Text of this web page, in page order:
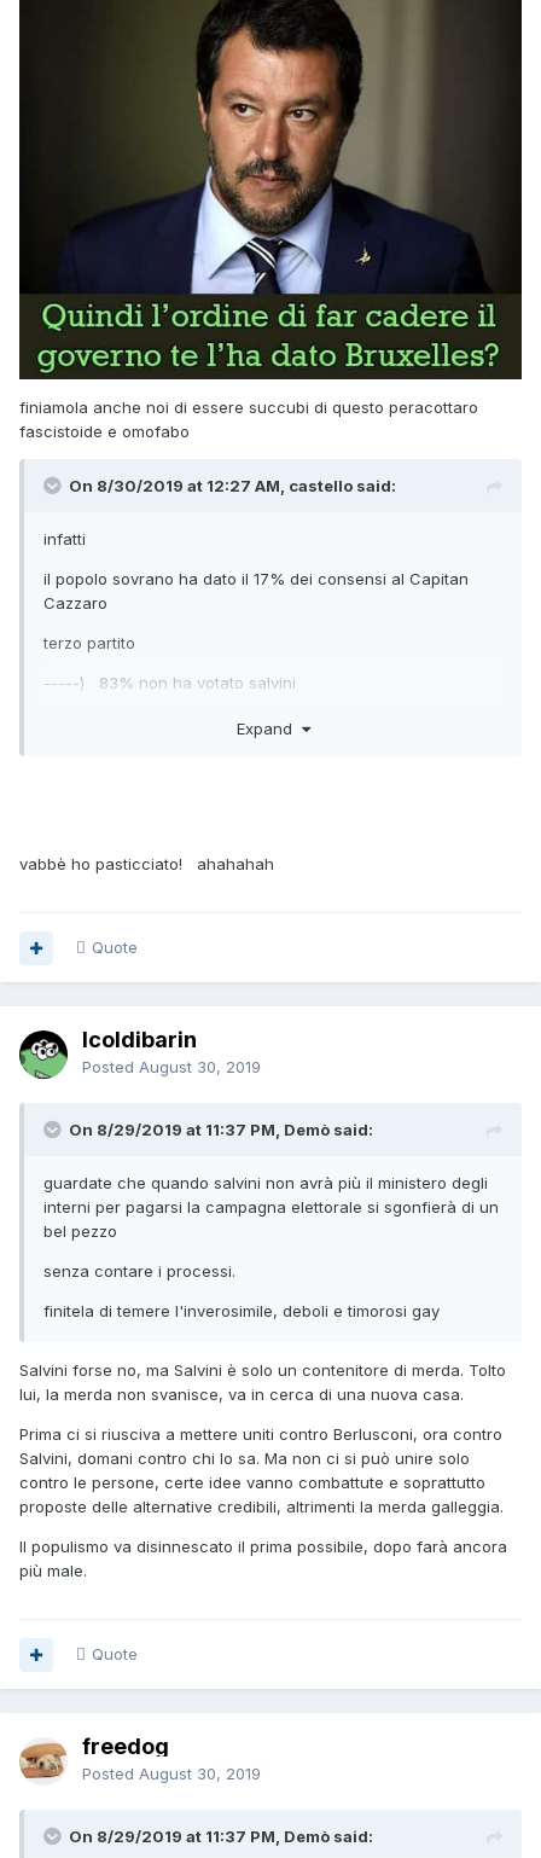
meno di dare al paese un nuovo esecutivo con lo stesso
parlamento: a differenza di Salvini e Meloni mi è abbastanza
chiaro cosa sia una repubblica parlamentare. Quello su cui
mi interrogo è l'opportunità politica di una scelta del genere,
che francamente fatico molto a vedere nel medio -ma
neanche troppo- lungo termine.
finiamola anche noi di essere succubi di questo peracottaro
fascistoide e omofabo
On 8/30/2019 at 12:27 AM, castello said:
infatti
il popolo sovrano ha dato il 17% dei consensi al Capitan
Cazzaro
terzo partito
-----) 83% non ha votato salvini
"pieni poteri"
fascistoide e omofobo
Expand
vabbè ho pasticciato! ahahahah
Quote
Icoldibarin
Posted August 30, 2019
On 8/29/2019 at 11:37 PM, Demò said:
guardate che quando salvini non avrà più il ministero degli
interni per pagarsi la campagna elettorale si sgonfierà di un
bel pezzo
senza contare i processi.
finitela di temere l'inverosimile, deboli e timorosi gay
Salvini forse no, ma Salvini è solo un contenitore di merda. Tolto
lui, la merda non svanisce, va in cerca di una nuova casa.
Prima ci si riusciva a mettere uniti contro Berlusconi, ora contro
Salvini, domani contro chi lo sa. Ma non ci si può unire solo
contro le persone, certe idee vanno combattute e soprattutto
proposte delle alternative credibili, altrimenti la merda galleggia.
Il populismo va disinnescato il prima possibile, dopo farà ancora
più male.
Quote
freedog
Posted August 30, 2019
On 8/29/2019 at 11:37 PM, Demò said: